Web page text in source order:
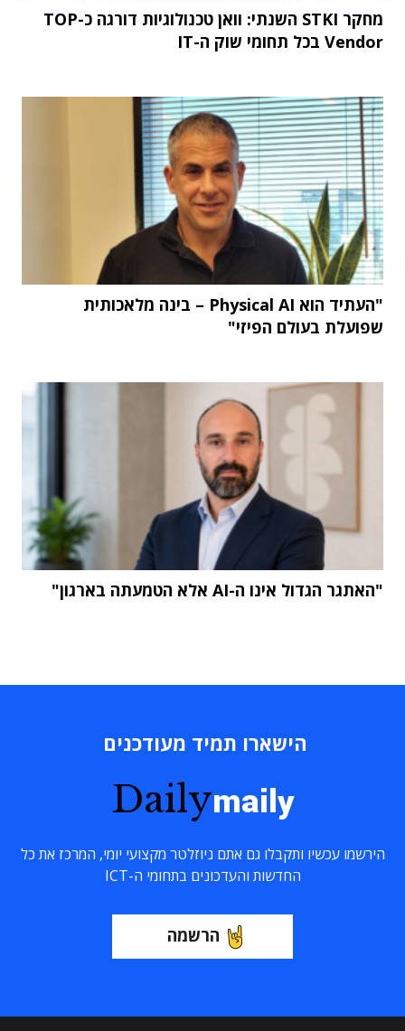
מחקר STKI השנתי: וואן טכנולוגיות דורגה כ-TOP
Vendor בכל תחומי שוק ה-IT
"העתיד הוא Physical AI – בינה מלאכותית
שפועלת בעולם הפיזי"
"האתגר הגדול אינו ה-AI אלא הטמעתה בארגון"
הישארו תמיד מעודכנים
Dailymaily
הירשמו עכשיו ותקבלו גם אתם ניוזלטר מקצועי יומי, המרכז את כל
החדשות והעדכונים בתחומי ה-ICT
הרשמה